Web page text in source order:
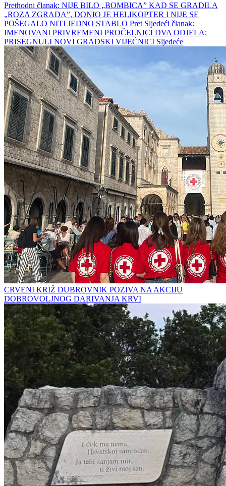
Prethodni članak: NIJE BILO „BOMBICA” KAD SE GRADILA
„ROZA ZGRADA”, DONIO JE HELIKOPTER I NIJE SE
POŠEGALO NITI JEDNO STABLO Pret Sljedeći članak:
IMENOVANI PRIVREMENI PROČELNICI DVA ODJELA;
PRISEGNULI NOVI GRADSKI VIJEĆNICI Sljedeće
CRVENI KRIŽ DUBROVNIK POZIVA NA AKCIJU
DOBROVOLJNOG DARIVANJA KRVI